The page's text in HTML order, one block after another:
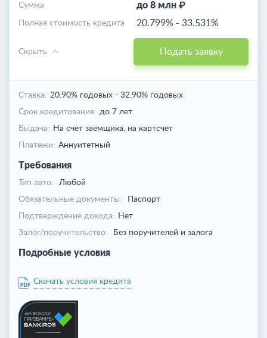
до 8 млн ₽
Cумма
20.799% - 33.531%
Полная стоимость кредита
Подать заявку
Скрыть
Ставка: 20.90% годовых - 32.90% годовых
Срок кредитования: до 7 лет
Выдача: На счет заемщика, на картсчет
Платежи: Аннуитетный
Требования
Тип авто:
Любой
Обязательные документы:
Паспорт
Подтверждение дохода: Нет
Залог/поручительство:
Без поручителей и залога
Подробные условия
Скачать условия кредита